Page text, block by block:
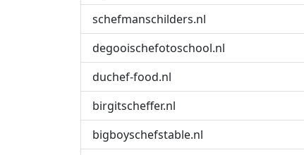
schefmanschilders.nl
degooischefotoschool.nl
duchef-food.nl
birgitscheffer.nl
bigboyschefstable.nl